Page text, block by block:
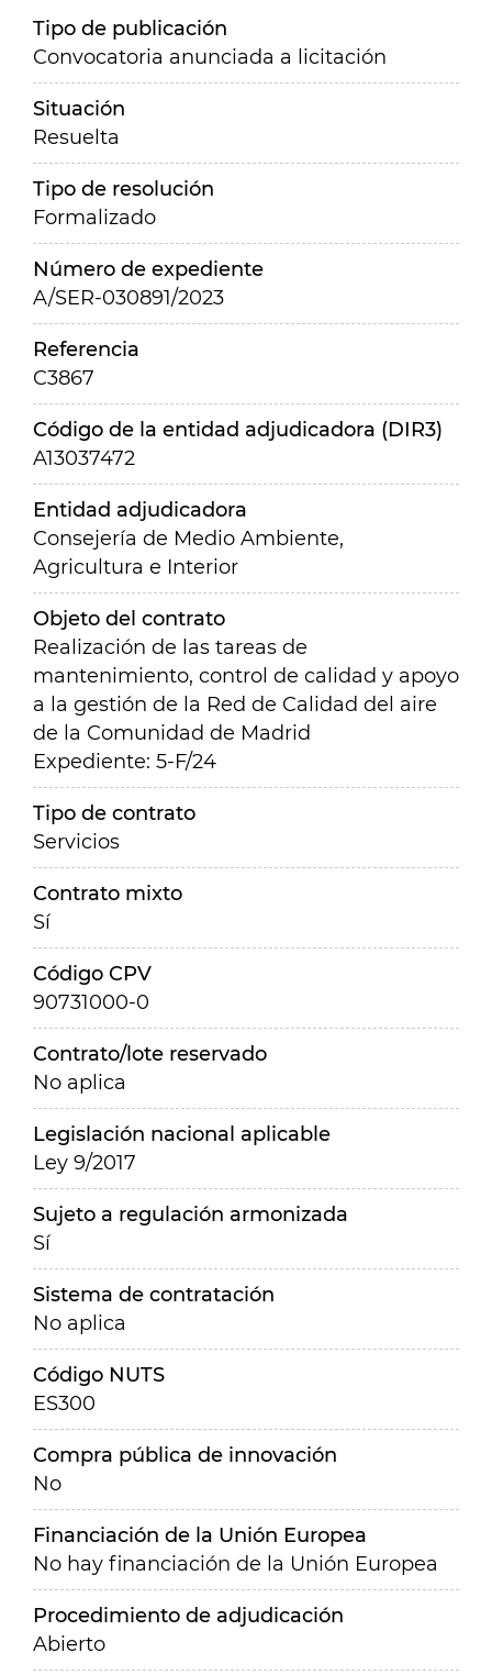
Tipo de publicación
Convocatoria anunciada a licitación
Situación
Resuelta
Tipo de resolución
Formalizado
Número de expediente
A/SER-030891/2023
Referencia
C3867
Código de la entidad adjudicadora (DIR3)
A13037472
Entidad adjudicadora
Consejería de Medio Ambiente,
Agricultura e Interior
Objeto del contrato
Realización de las tareas de
mantenimiento, control de calidad y apoyo
a la gestión de la Red de Calidad del aire
de la Comunidad de Madrid
Expediente: 5-F/24
Tipo de contrato
Servicios
Contrato mixto
Sí
Código CPV
90731000-0
Contrato/lote reservado
No aplica
Legislación nacional aplicable
Ley 9/2017
Sujeto a regulación armonizada
Sí
Sistema de contratación
No aplica
Código NUTS
ES300
Compra pública de innovación
No
Financiación de la Unión Europea
No hay financiación de la Unión Europea
Procedimiento de adjudicación
Abierto